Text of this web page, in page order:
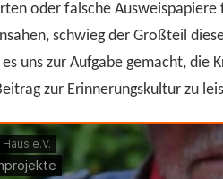
oder falsche
schwieg der Großteil
uns zur Aufgabe gemacht,
zur Erinnerungskultur zu